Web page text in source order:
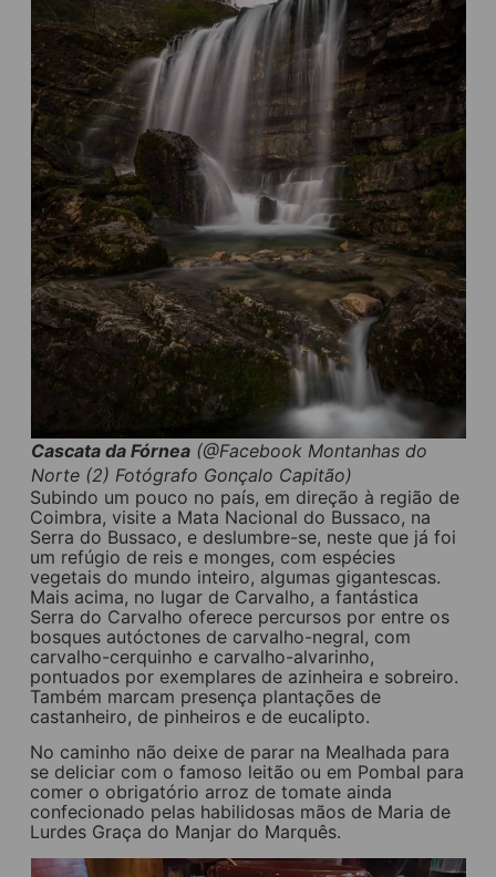
Cascata da Fórnea(@Facebook Montanhas do
Norte (2) Fotógrafo Gonçalo Capitão)
Subindo um pouco no país, em direção à região de
Coimbra, visite a Mata Nacional do Bussaco, na
Serra do Bussaco, e deslumbre-se, neste que já foi
um refúgio de reis e monges, com espécies
vegetais do mundo inteiro, algumas gigantescas.
Mais acima, no lugar de Carvalho, a fantástica
Serra do Carvalho oferece percursos por entre os
bosques autóctones de carvalho-negral, com
carvalho-cerquinho e carvalho-alvarinho,
pontuados por exemplares de azinheira e sobreiro.
Também marcam presença plantações de
castanheiro, de pinheiros e de eucalipto.
No caminho não deixe de parar na Mealhada para
se deliciar com o famoso leitão ou em Pombal para
comer o obrigatório arroz de tomate ainda
confecionado pelas habilidosas mãos de Maria de
Lurdes Graça do Manjar do Marquês.